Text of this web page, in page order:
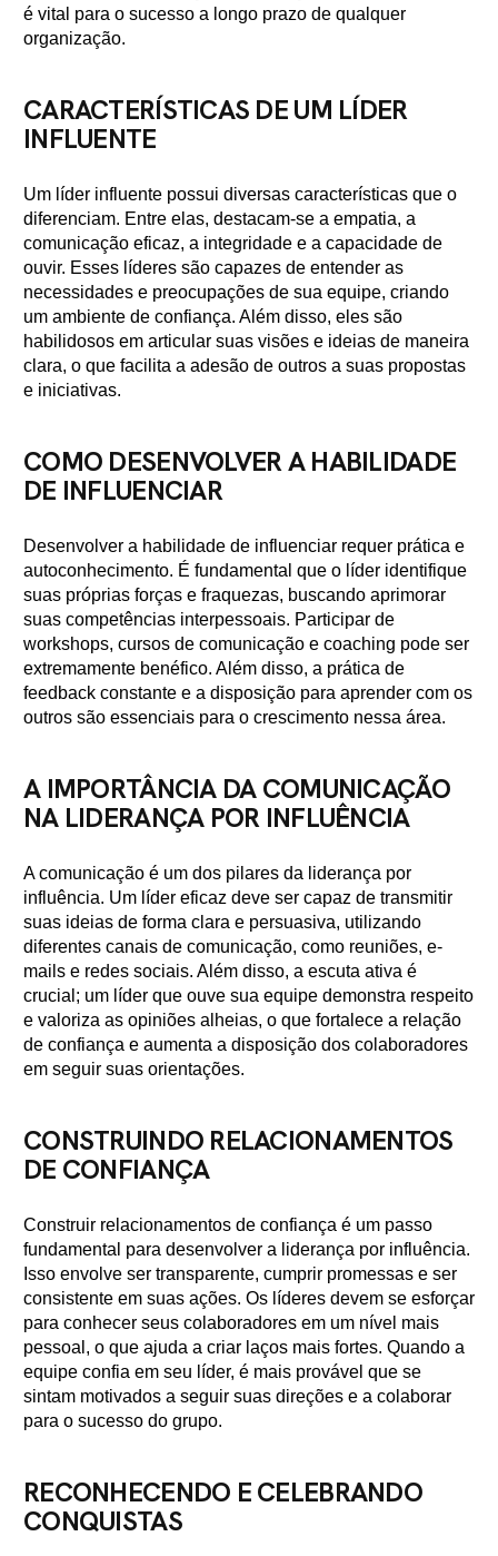
é vital para o sucesso a longo prazo de qualquer
organização.
CARACTERÍSTICAS DE UM LÍDER
INFLUENTE
Um líder influente possui diversas características que o
diferenciam. Entre elas, destacam-se a empatia, a
comunicação eficaz, a integridade e a capacidade de
ouvir. Esses líderes são capazes de entender as
necessidades e preocupações de sua equipe, criando
um ambiente de confiança. Além disso, eles são
habilidosos em articular suas visões e ideias de maneira
clara, o que facilita a adesão de outros a suas propostas
e iniciativas.
COMO DESENVOLVER A HABILIDADE
DE INFLUENCIAR
Desenvolver a habilidade de influenciar requer prática e
autoconhecimento. É fundamental que o líder identifique
suas próprias forças e fraquezas, buscando aprimorar
suas competências interpessoais. Participar de
workshops, cursos de comunicação e coaching pode ser
extremamente benéfico. Além disso, a prática de
feedback constante e a disposição para aprender com os
outros são essenciais para o crescimento nessa área.
A IMPORTÂNCIA DA COMUNICAÇÃO
NA LIDERANÇA POR INFLUÊNCIA
A comunicação é um dos pilares da liderança por
influência. Um líder eficaz deve ser capaz de transmitir
suas ideias de forma clara e persuasiva, utilizando
diferentes canais de comunicação, como reuniões, e-
mails e redes sociais. Além disso, a escuta ativa é
crucial; um líder que ouve sua equipe demonstra respeito
e valoriza as opiniões alheias, o que fortalece a relação
de confiança e aumenta a disposição dos colaboradores
em seguir suas orientações.
CONSTRUINDO RELACIONAMENTOS
DE CONFIANÇA
Construir relacionamentos de confiança é um passo
fundamental para desenvolver a liderança por influência.
Isso envolve ser transparente, cumprir promessas e ser
consistente em suas ações. Os líderes devem se esforçar
para conhecer seus colaboradores em um nível mais
pessoal, o que ajuda a criar laços mais fortes. Quando a
equipe confia em seu líder, é mais provável que se
sintam motivados a seguir suas direções e a colaborar
para o sucesso do grupo.
RECONHECENDO E CELEBRANDO
CONQUISTAS